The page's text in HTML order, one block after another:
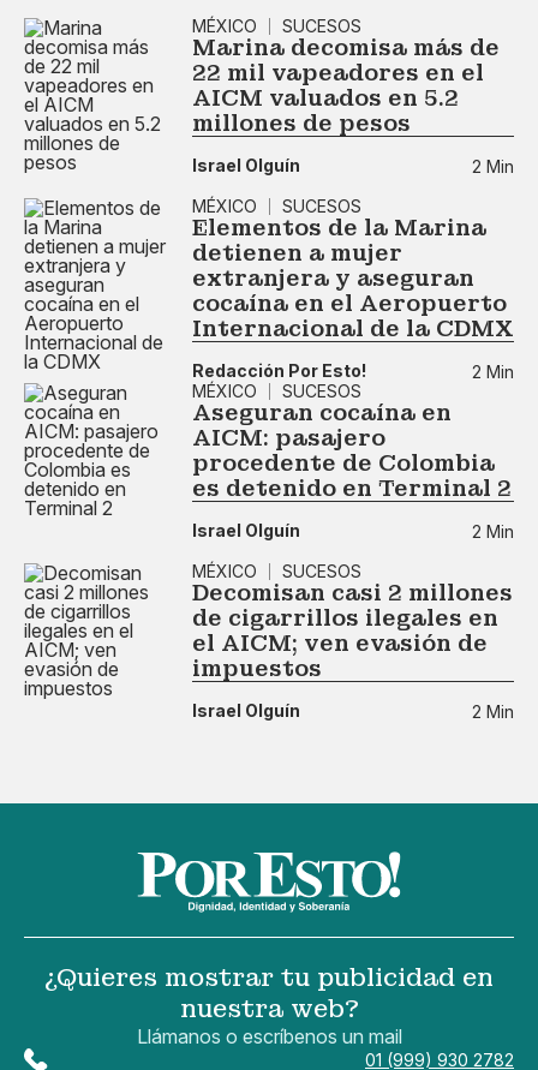
MÉXICO SUCESOS
Marina decomisa más de
22 mil vapeadores en el
AICM valuados en 5.2
millones de pesos
Israel Olguín
2 Min
MÉXICO
SUCESOS
Elementos de la Marina
detienen a mujer
extranjera y aseguran
cocaína en el Aeropuerto
Internacional de la CDMX
Redacción Por Esto!
2 Min
MÉXICO
SUCESOS
Aseguran cocaína en
AICM: pasajero
procedente de Colombia
es detenido en Terminal 2
Israel Olguín
2 Min
MÉXICO
SUCESOS
Decomisan casi 2 millones
de cigarrillos ilegales en
el AICM; ven evasión de
impuestos
Israel Olguín 2 Min
¿Quieres mostrar tu publicidad en
nuestra web?
Llámanos o escríbenos un mail
01 (999) 930 2782